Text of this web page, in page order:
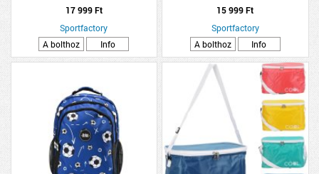
17 999 Ft
Sportfactory
A bolthoz
Info
15 999 Ft
Sportfactory
A bolthoz
Info